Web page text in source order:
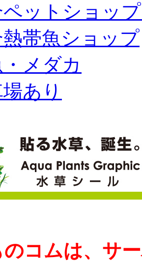
ットショッ
帯魚ショップ
メダカ
あり
コムは、サ